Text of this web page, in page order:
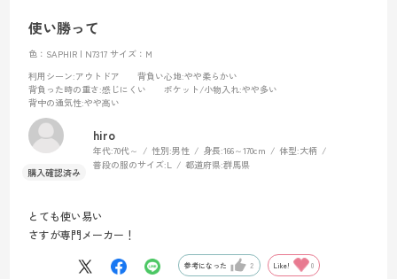
使い勝って
色：SAPHIR | N7317 サイズ：M
利用シーン:アウトドア 背負い心地:やや柔らかい
背負った時の重さ:感じにくい ポケット/小物入れ:やや多い
背中の通気性:やや高い
hiro
年代:70代～ 性別:男性 身長:166～170cm 体型:大柄
普段の服のサイズ:L 都道府県:群馬県
とても使い易い
さすが専門メーカー！
参考になった 2 Like! 0